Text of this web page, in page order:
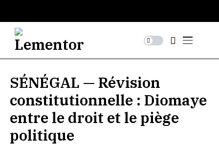
SÉNÉGAL — Révision
constitutionnelle : Diomaye
entre le droit et le piège
politique